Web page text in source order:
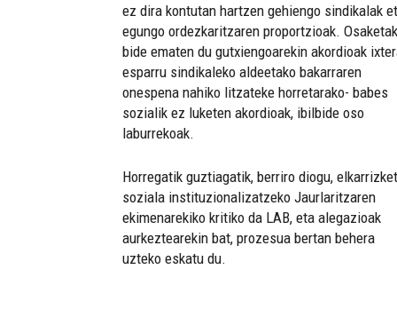
ez dira kontutan hartzen gehiengo sindikalak
egungo ordezkaritzaren proportzioak. Osaketak
bide ematen du gutxiengoarekin akordioak
esparru sindikaleko aldeetako bakarraren
onespena nahiko litzateke horretarako- babes
sozialik ez luketen akordioak, ibilbide oso
laburrekoak.
Horregatik guztiagatik, berriro diogu,
soziala instituzionalizatzeko Jaurlaritzaren
ekimenarekiko kritiko da LAB, eta alegazioak
aurkeztearekin bat, prozesua bertan behera
uzteko eskatu du.